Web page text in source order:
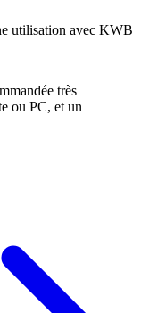
utilisation avec KWB
très
ou PC, et un